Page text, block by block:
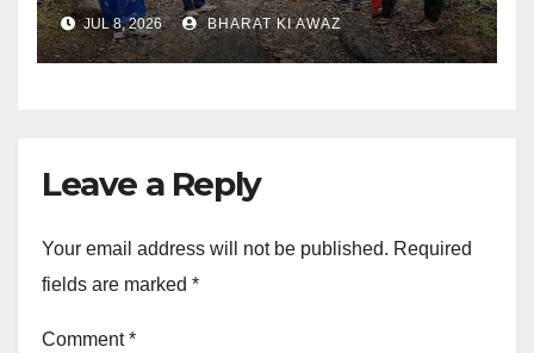
JUL 8, 2026 BHARAT KI AWAZ
Leave a Reply
Your email address will not be published. Required
fields are marked *
Comment*